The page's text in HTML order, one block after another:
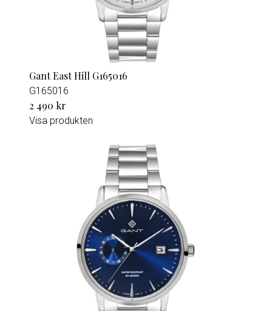
Gant East Hill G165016
G165016
2 490 kr
Visa produkten